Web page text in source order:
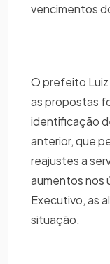
vencimentos
O prefeito Luiz
as propostas
identificação
anterior, que
reajustes a
aumentos nos
Executivo, as
situação.